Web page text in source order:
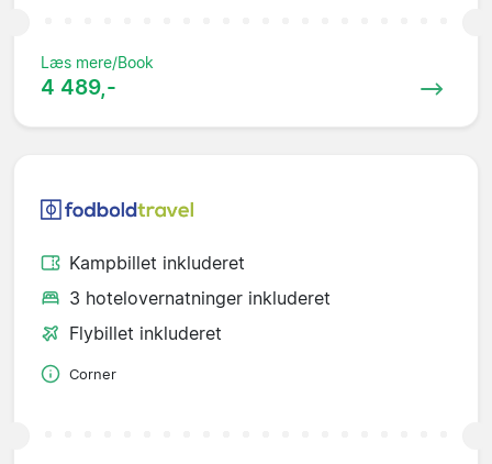
Læs mere/Book
4 489,-
Kampbillet inkluderet
3 hotelovernatninger inkluderet
Flybillet inkluderet
Corner